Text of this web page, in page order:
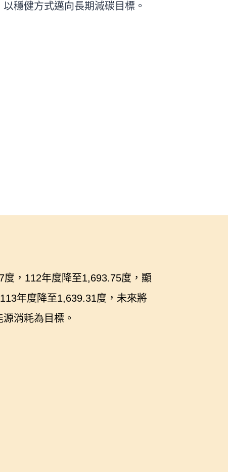
穩健方式邁向長期減碳目標。
，112年度降至1,693.75度，顯
年度降至1,639.31度，未來將
消耗為目標。